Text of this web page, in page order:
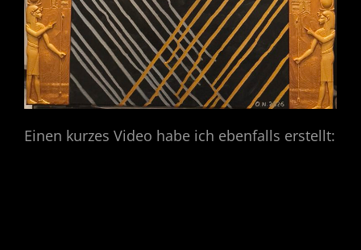
Einen kurzes Video habe ich ebenfalls erstellt: